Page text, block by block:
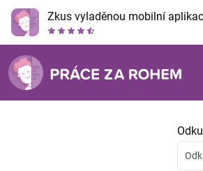
Zkus vyladěnou mobilní